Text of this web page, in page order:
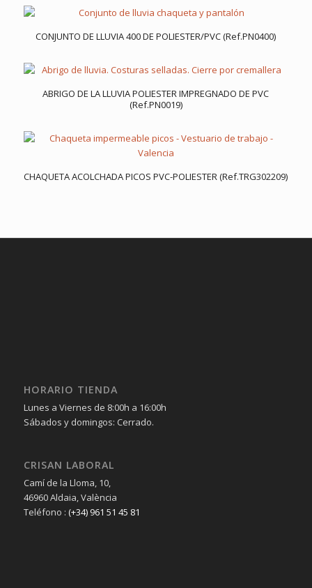
CONJUNTO DE LLUVIA 400 DE POLIESTER/PVC (Ref.PN0400)
ABRIGO DE LA LLUVIA POLIESTER IMPREGNADO DE PVC
(Ref.PN0019)
CHAQUETA ACOLCHADA PICOS PVC-POLIESTER (Ref.TRG302209)
HORARIO TIENDA
Lunes a Viernes de 8:00h a 16:00h
Sábados y domingos: Cerrado.
CRISAN LABORAL
Camí de la Lloma, 10,
46960 Aldaia, València
Teléfono : (+34) 961 51 45 81